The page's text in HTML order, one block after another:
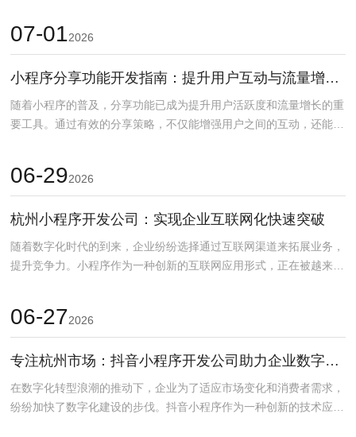
07-012026
小程序分享功能开发指南：提升用户互动与流量增长技巧
随着小程序的普及，分享功能已成为提升用户活跃度和流量增长的重
要工具。通过有效的分享策略，不仅能增强用户之间的互动，还能大
06-292026
杭州小程序开发公司：实现企业互联网化快速突破
随着数字化时代的到来，企业纷纷选择通过互联网渠道来拓展业务，
提升竞争力。小程序作为一种创新的互联网应用形式，正在被越来越
06-272026
专注杭州市场：抖音小程序开发公司助力企业数字化转型
在数字化转型浪潮的推动下，企业为了适应市场变化和消费者需求，
纷纷加快了数字化建设的步伐。抖音小程序作为一种创新的技术应